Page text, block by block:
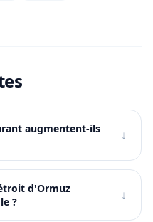
augmentent-ils
↓
d'Ormuz
?
↓